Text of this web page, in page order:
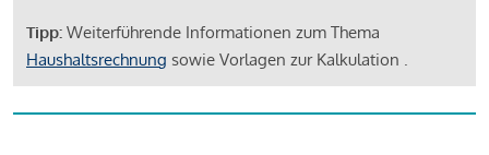
Tipp: Weiterführende Informationen zum Thema
Haushaltsrechnung sowie Vorlagen zur Kalkulation .